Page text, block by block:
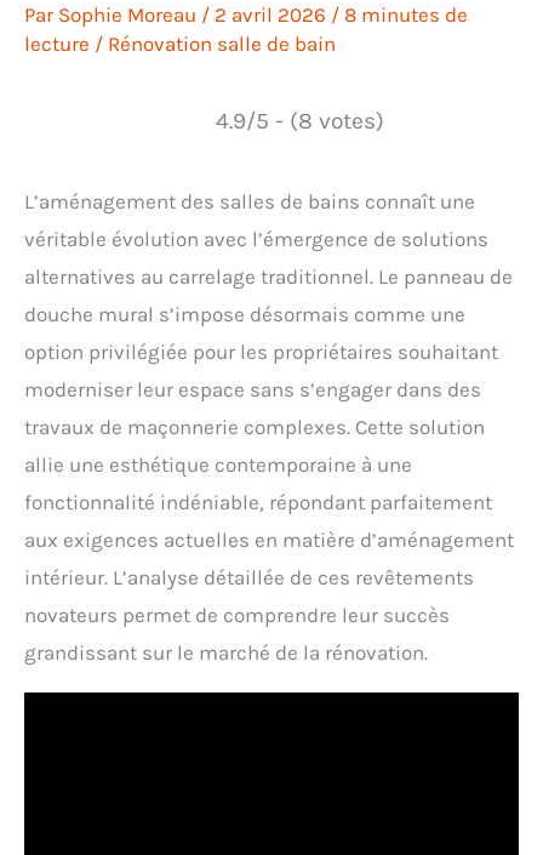
Par Sophie Moreau / 2 avril 2026 / 8 minutes de
lecture / Rénovation salle de bain
4.9/5 - (8 votes)
L’aménagement des salles de bains connaît une
véritable évolution avec l’émergence de solutions
alternatives au carrelage traditionnel. Le panneau de
douche mural s’impose désormais comme une
option privilégiée pour les propriétaires souhaitant
moderniser leur espace sans s’engager dans des
travaux de maçonnerie complexes. Cette solution
allie une esthétique contemporaine à une
fonctionnalité indéniable, répondant parfaitement
aux exigences actuelles en matière d’aménagement
intérieur. L’analyse détaillée de ces revêtements
novateurs permet de comprendre leur succès
grandissant sur le marché de la rénovation.